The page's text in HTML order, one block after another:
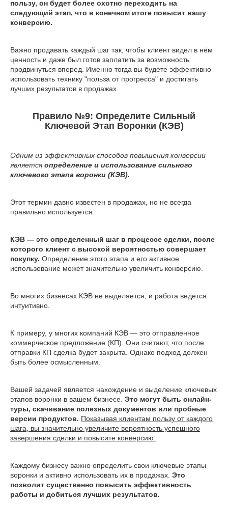
пользу, он будет более охотно переходить на
следующий этап, что в конечном итоге повысит вашу
конверсию.
Важно продавать каждый шаг так, чтобы клиент видел в нём
ценность и даже был готов заплатить за возможность
продвинуться вперед. Именно тогда вы будете эффективно
использовать технику "польза от прогресса" и достигать
лучших результатов в продажах.
Правило №9: Определите Сильный
Ключевой Этап Воронки (КЭВ)
Одним из эффективных способов повышения конверсии
является определение и использование сильного
ключевого этапа воронки (КЭВ).
Этот термин давно известен в продажах, но не всегда
правильно используется.
КЭВ — это определенный шаг в процессе сделки, после
которого клиент с высокой вероятностью совершает
покупку. Определение этого этапа и его активное
использование может значительно увеличить конверсию.
Во многих бизнесах КЭВ не выделяется, и работа ведется
интуитивно.
К примеру, у многих компаний КЭВ — это отправленное
коммерческое предложение (КП). Они считают, что после
отправки КП сделка будет закрыта. Однако подход должен
быть более осмысленным.
Вашей задачей является нахождение и выделение ключевых
этапов воронки в вашем бизнесе. Это могут быть онлайн-
туры, скачивание полезных документов или пробные
версии продуктов. Показывая клиентам пользу от каждого
шага, вы значительно увеличите вероятность успешного
завершения сделки и повысите конверсию.
Каждому бизнесу важно определить свои ключевые этапы
воронки и активно использовать их в продажах. Это
позволит существенно повысить эффективность
работы и добиться лучших результатов.